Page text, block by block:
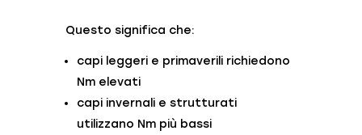
Questo significa che:
capi leggeri e primaverili richiedono
Nm elevati
capi invernali e strutturati
utilizzano Nm più bassi